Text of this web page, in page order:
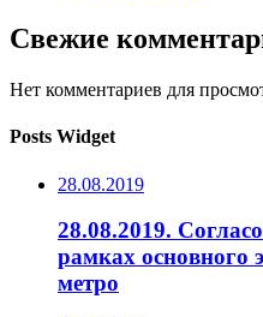
Свежие
Нет комментариев для
Posts Widget
28.08.2019
28.08.2019.
рамках основного
метро